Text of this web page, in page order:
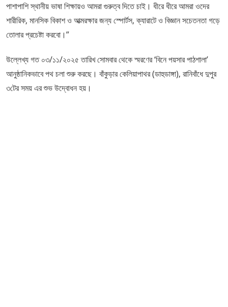
পাশাপাশি স্থানীয় ভাষা শিক্ষায়ও আমরা গুরুত্ব দিতে চাই। ধীরে ধীরে আমরা ওদের
শারীরিক, মানসিক বিকাশ ও আত্মরক্ষার জন্য স্পোর্টস, ক্যারাটে ও বিজ্ঞান সচেতনতা গড়ে
তোলার প্রচেষ্টা করবো।”
উল্লেখ্য গত ০৩/১১/২০২৫ তারিখ সোমবার থেকে স্মরণের ‘বিনে পয়সার পাঠশালা’
আনুষ্ঠানিকভাবে পথ চলা শুরু করছে। বাঁকুড়ার কেলিয়াপাথর (ডাহুডাঙ্গা), রানিবাঁধে দুপুর
৩টের সময় এর শুভ উদ্বোধন হয়।